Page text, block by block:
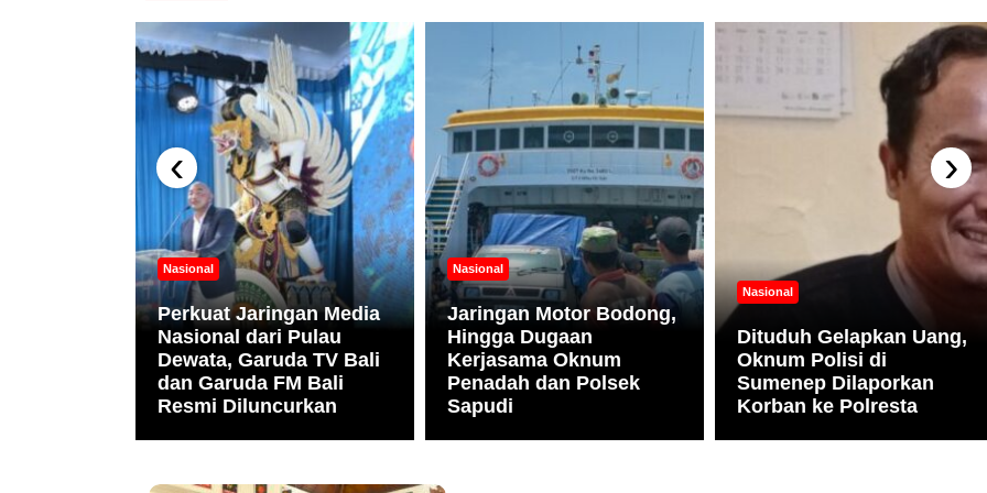
Nasional
Perkuat Jaringan Media
Nasional dari Pulau
Dewata, Garuda TV Bali
dan Garuda FM Bali
Resmi Diluncurkan
Nasional
Jaringan Motor Bodong,
Hingga Dugaan
Kerjasama Oknum
Penadah dan Polsek
Sapudi
Nasional
Dituduh Gelapkan Uang,
Oknum Polisi di
Sumenep Dilaporkan
Korban ke Polresta
‹ ›